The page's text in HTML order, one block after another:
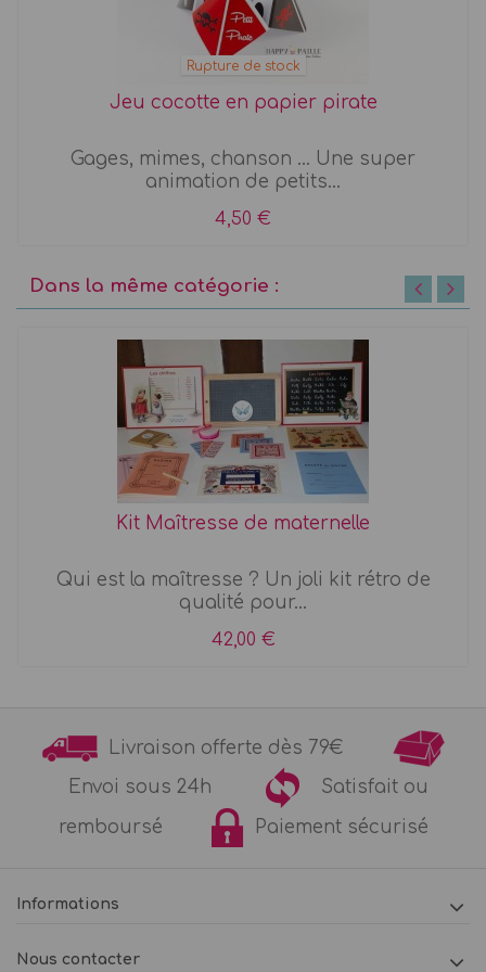
Rupture de stock
Jeu cocotte en papier pirate
Gages, mimes, chanson ... Une super
animation de petits...
4,50 €
Dans la même catégorie :
Kit Maîtresse de maternelle
Qui est la maîtresse ? Un joli kit rétro de
qualité pour...
42,00 €
Livraison offerte dès 79€
Envoi sous 24h
Satisfait ou
remboursé
Paiement sécurisé
Informations
Nous contacter